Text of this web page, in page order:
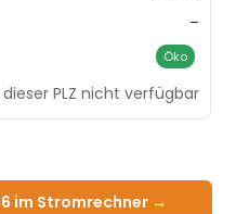
–
Öko
PLZ nicht verfügbar
im Stromrechner →